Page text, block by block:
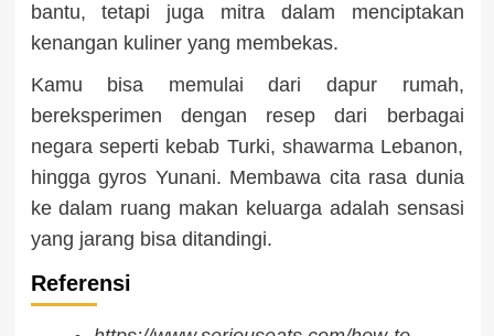
bantu, tetapi juga mitra dalam menciptakan
kenangan kuliner yang membekas.
Kamu bisa memulai dari dapur rumah,
bereksperimen dengan resep dari berbagai
negara seperti kebab Turki, shawarma Lebanon,
hingga gyros Yunani. Membawa cita rasa dunia
ke dalam ruang makan keluarga adalah sensasi
yang jarang bisa ditandingi.
Referensi